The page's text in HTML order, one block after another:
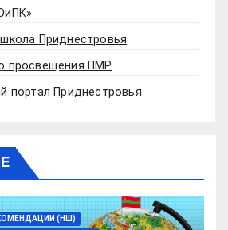
Приднестровья
просвещения ПМР
портал Приднестровья
(НШ)